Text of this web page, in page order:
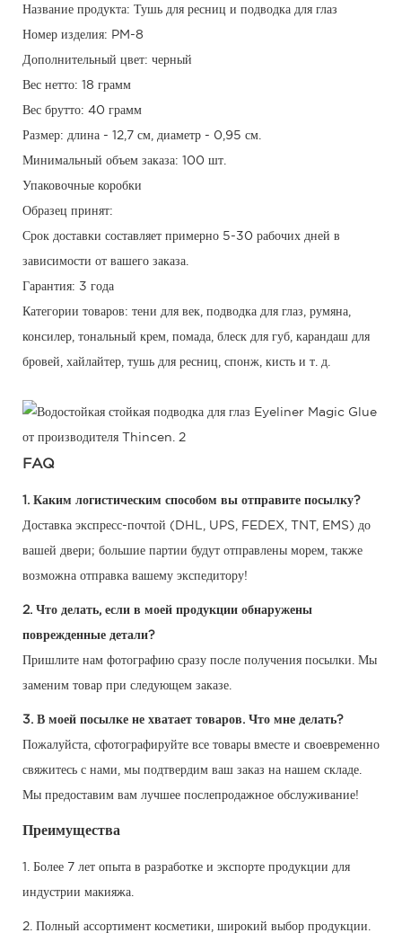
Название продукта: Тушь для ресниц и подводка для глаз
Номер изделия: PM-8
Дополнительный цвет: черный
Вес нетто: 18 грамм
Вес брутто: 40 грамм
Размер: длина - 12,7 см, диаметр - 0,95 см.
Минимальный объем заказа: 100 шт.
Упаковочные коробки
Образец принят:
Срок доставки составляет примерно 5-30 рабочих дней в
зависимости от вашего заказа.
Гарантия: 3 года
Категории товаров: тени для век, подводка для глаз, румяна,
консилер, тональный крем, помада, блеск для губ, карандаш для
бровей, хайлайтер, тушь для ресниц, спонж, кисть и т. д.
FAQ
1. Каким логистическим способом вы отправите посылку?
Доставка экспресс-почтой (DHL, UPS, FEDEX, TNT, EMS) до
вашей двери; большие партии будут отправлены морем, также
возможна отправка вашему экспедитору!
2. Что делать, если в моей продукции обнаружены
поврежденные детали?
Пришлите нам фотографию сразу после получения посылки. Мы
заменим товар при следующем заказе.
3. В моей посылке не хватает товаров. Что мне делать?
Пожалуйста, сфотографируйте все товары вместе и своевременно
свяжитесь с нами, мы подтвердим ваш заказ на нашем складе.
Мы предоставим вам лучшее послепродажное обслуживание!
Преимущества
1. Более 7 лет опыта в разработке и экспорте продукции для
индустрии макияжа.
2. Полный ассортимент косметики, широкий выбор продукции.